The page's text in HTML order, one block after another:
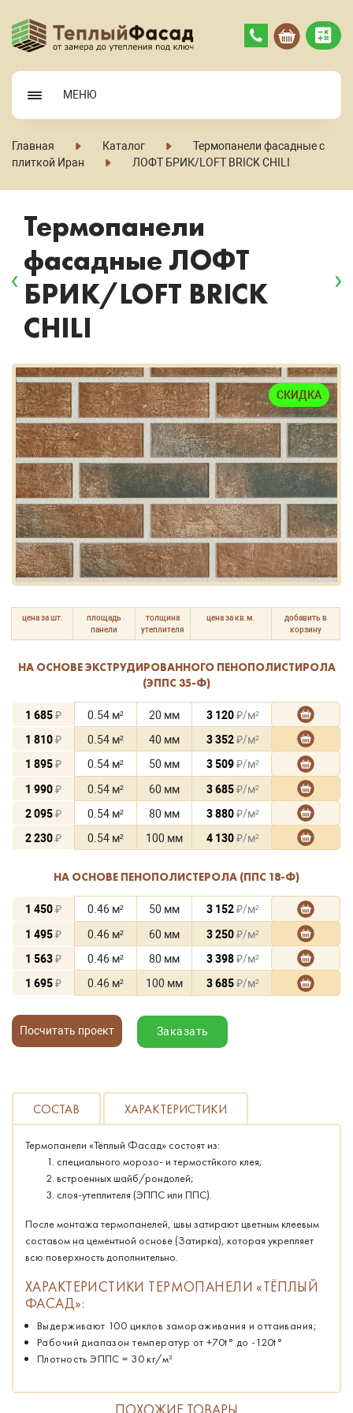
МЕНЮ
Главная Каталог
Термопанели фасадные с
плиткой Иран
ЛОФТ БРИК/LOFT BRICK CHILI
Термопанели
фасадные ЛОФТ
БРИК/LOFT BRICK
CHILI
СКИДКА
цена за шт.
площадь
панели
толщина
утеплителя
цена за кв.м.
добавить в
корзину
НА ОСНОВЕ ЭКСТРУДИРОВАННОГО ПЕНОПОЛИСТИРОЛА
(ЭППС 35-Ф)
1 685₽ 0.54 м² 20 мм 3 120₽/м²
1 810₽ 0.54 м² 40 мм 3 352₽/м²
1 895₽ 0.54 м² 50 мм 3 509₽/м²
1 990₽ 0.54 м² 60 мм 3 685₽/м²
2 095₽ 0.54 м² 80 мм 3 880₽/м²
2 230₽ 0.54 м² 100 мм 4 130₽/м²
НА ОСНОВЕ ПЕНОПОЛИСТЕРОЛА (ППС 18-Ф)
1 450₽ 0.46 м² 50 мм 3 152₽/м²
1 495₽ 0.46 м² 60 мм 3 250₽/м²
1 563₽ 0.46 м² 80 мм 3 398₽/м²
1 695₽ 0.46 м² 100 мм 3 685₽/м²
Посчитать проект Заказать
СОСТАВ ХАРАКТЕРИСТИКИ
Термопанели «Тёплый Фасад» состоят из:
специального морозо- и термостйкого клея;
встроенных шайб/рондолей;
слоя-утеплителя (ЭППС или ППС).
После монтажа термопанелей, швы затирают цветным клеевым
составом на цементной основе (Затирка), которая укрепляет
всю поверхность дополнительно.
ХАРАКТЕРИСТИКИ ТЕРМОПАНЕЛИ «ТЁПЛЫЙ
ФАСАД»:
Выдерживают 100 циклов замораживания и оттаивания;
Рабочий диапазон температур от +70t° до -120t°
Плотность ЭППС = 30 кг/м³
ПОХОЖИЕ ТОВАРЫ